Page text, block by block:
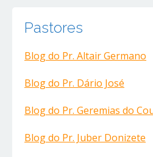
Pastores
Blog do Pr. Altair Germano
Blog do Pr. Dário José
Blog do Pr. Geremias do
Blog do Pr. Juber Donizete